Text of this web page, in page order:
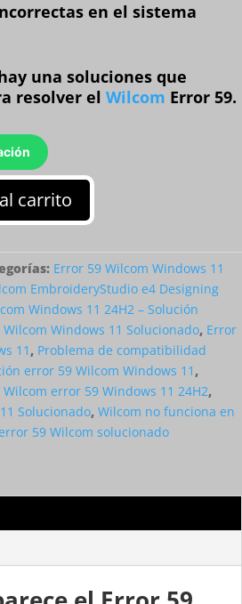
en el sistema
una soluciones que
resolver el Wilcom Error 59.
carrito
Error 59 Wilcom Windows 11
EmbroideryStudio e4 Designing
Windows 11 24H2 – Solución
Wilcom Windows 11 Solucionado, Error
11 , Problema de compatibilidad
error 59 Wilcom Windows 11 ,
Wilcom error 59 Windows 11 24H2,
Solucionado, Wilcom no funciona en
59 Wilcom solucionado